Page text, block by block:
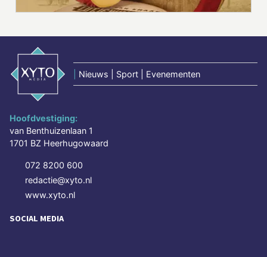
Nieuws | Sport | Evenementen
Hoofdvestiging:
van Benthuizenlaan 1
1701 BZ Heerhugowaard
072 8200 600
redactie@xyto.nl
www.xyto.nl
SOCIAL MEDIA